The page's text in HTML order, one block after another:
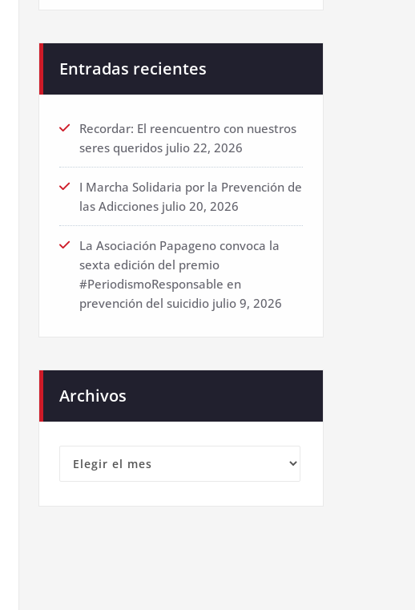
Entradas recientes
Recordar: El reencuentro con nuestros
seres queridos julio 22, 2026
I Marcha Solidaria por la Prevención de
las Adicciones julio 20, 2026
La Asociación Papageno convoca la
sexta edición del premio
#PeriodismoResponsable en
prevención del suicidio julio 9, 2026
Archivos